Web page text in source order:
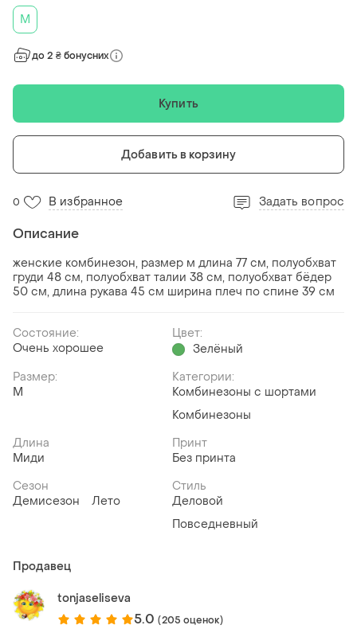
M
до 2 ₴ бонусних
Купить
Добавить в корзину
0 В избранное Задать вопрос
Описание
женские комбинезон, размер м длина 77 см, полуобхват
груди 48 см, полуобхват талии 38 см, полуобхват бёдер
50 см, длина рукава 45 см ширина плеч по спине 39 см
Состояние:
Очень хорошее
Цвет:
Зелёный
Размер:
M
Категории:
Комбинезоны с шортами
Комбинезоны
Длина
Миди
Принт
Без принта
Сезон
Демисезон
Лето
Стиль
Деловой
Повседневный
Продавец
tonjaseliseva
5.0 (205 оценок)